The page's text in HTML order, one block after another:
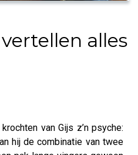
alles
van Gijs z’n psyche:
hij de combinatie van twee